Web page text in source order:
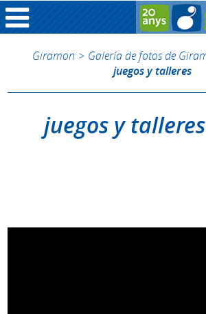
Giramon > Galería de fotos de
juegos y talleres
juegos y talleres